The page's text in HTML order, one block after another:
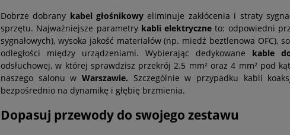
Dobrze dobrany kabel głośnikowy eliminuje zakłócenia i straty
sprzętu. Najważniejsze parametry kabli elektryczne to: odpowiedni
sygnałowych), wysoka jakość materiałów (np. miedź beztlenowa
odległości między urządzeniami. Wybierając dedykowane kable
odsłuchowej, w której sprawdzisz przekrój 2.5 mm² oraz 4 mm² pod
naszego salonu wWarszawie. Szczególnie w przypadku kabli
bezpośrednio na dynamikę i głębię brzmienia.
Dopasuj przewody do swojego zestawu